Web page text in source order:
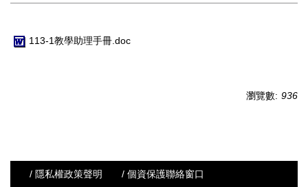
113-1教學助理手冊.doc
瀏覽數: 936
/ 隱私權政策聲明 / 個資保護聯絡窗口